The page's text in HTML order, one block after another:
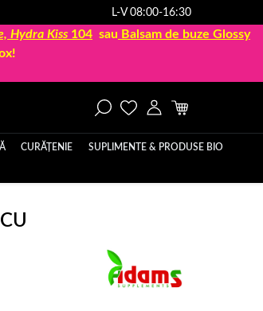
L-V 08:00-16:30
Hydra Kiss 104 sau Balsam de buze Glossy
CURĂȚENIE SUPLIMENTE & PRODUSE BIO